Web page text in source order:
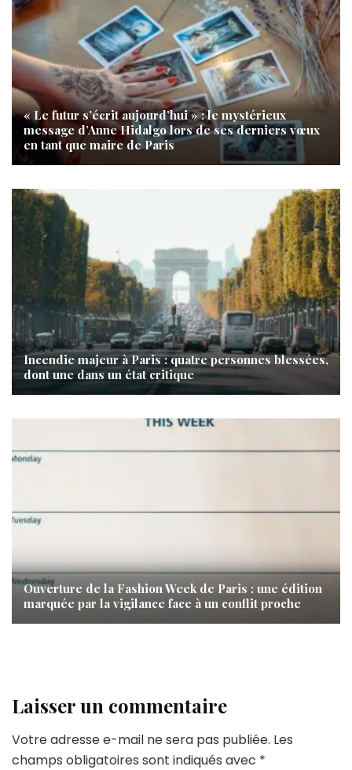
« Le futur s’écrit aujourd’hui » : le mystérieux
message d’Anne Hidalgo lors de ses derniers vœux
en tant que maire de Paris
Incendie majeur à Paris : quatre personnes blessées,
dont une dans un état critique
Ouverture de la Fashion Week de Paris : une édition
marquée par la vigilance face à un conflit proche
Laisser un commentaire
Votre adresse e-mail ne sera pas publiée. Les
champs obligatoires sont indiqués avec *